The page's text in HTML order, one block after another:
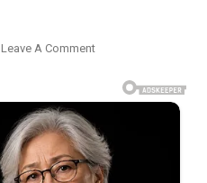
Leave A CommentOn
તમારી
પણ
નથી
બની